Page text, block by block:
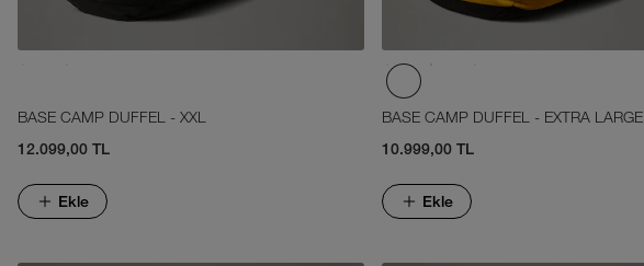
BASE CAMP DUFFEL - XXL
12.099,00 TL
Ekle
BASE CAMP DUFFEL - EXTRA LARGE
10.999,00 TL
Ekle